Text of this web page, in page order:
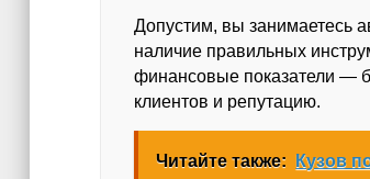
Допустим, вы занимаетесь
наличие правильных
финансовые показатели —
клиентов и репутацию.
Читайте также:
Кузов